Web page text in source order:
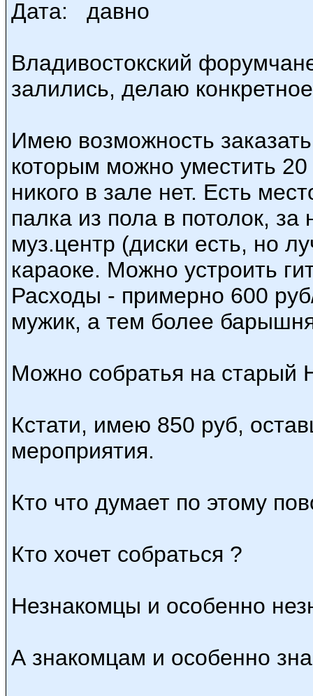
Дата: давно
Владивостокский
залились, делаю
Имею возможность
которым можно уместить 20
никого в зале нет. Есть
палка из пола в потолок,
муз.центр (диски есть, но
караоке. Можно устроить
Расходы - примерно 600
мужик, а тем более
Можно собратья на старый
Кстати, имею 850 руб,
мероприятия.
Кто что думает по этому
Кто хочет собраться ?
Незнакомцы и особенно
А знакомцам и особенно